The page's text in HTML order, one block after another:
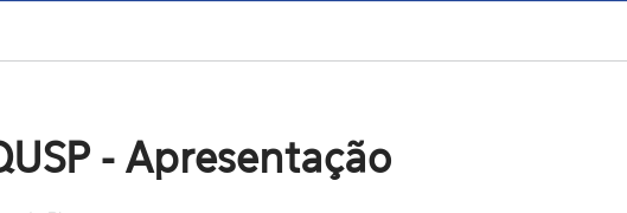
- Apresentação